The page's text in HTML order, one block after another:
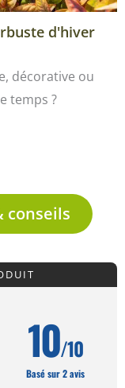
d'hiver
décorative ou
temps ?
conseils
10/10
Basé sur 2 avis